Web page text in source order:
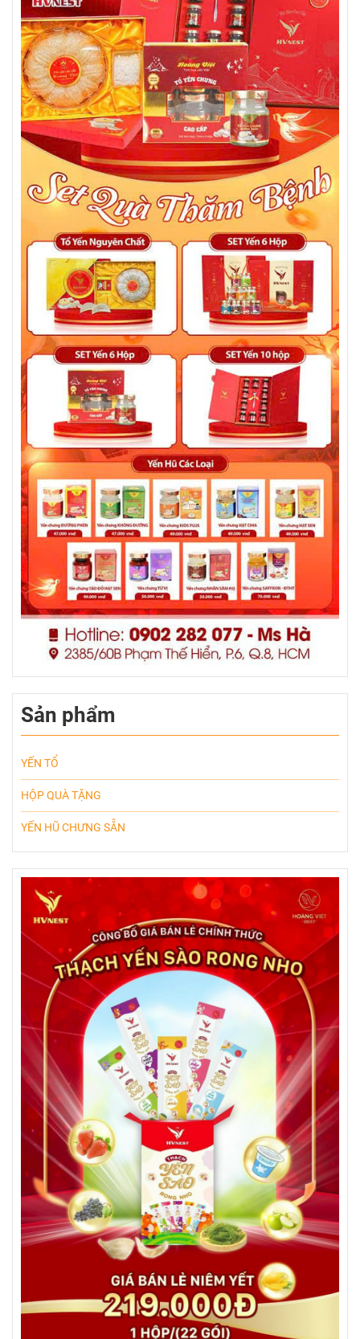
Sản phẩm
YẾN TỔ
HỘP QUÀ TẶNG
YẾN HŨ CHƯNG SẴN